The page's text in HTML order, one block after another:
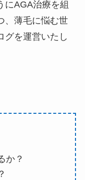
にAGA治療を組
、薄毛に悩む世
グを運営いたし
か？